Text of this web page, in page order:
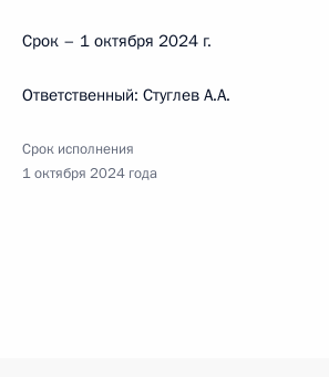
Срок – 1 октября 2024 г.
Ответственный: Стуглев А.А.
Срок исполнения
1 октября 2024 года